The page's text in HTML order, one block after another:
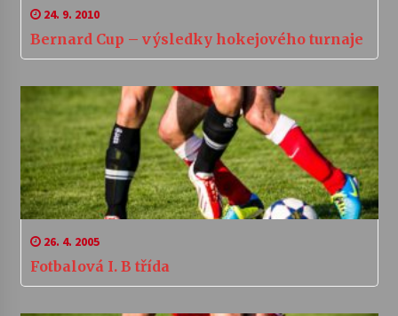
24. 9. 2010
Bernard Cup – výsledky hokejového turnaje
26. 4. 2005
Fotbalová I. B třída